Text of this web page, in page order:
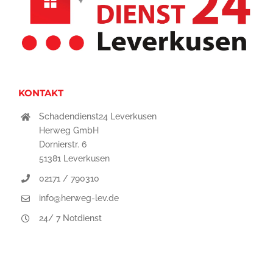
KONTAKT
Schadendienst24 Leverkusen
Herweg GmbH
Dornierstr. 6
51381 Leverkusen
02171 / 790310
info@herweg-lev.de
24/ 7 Notdienst